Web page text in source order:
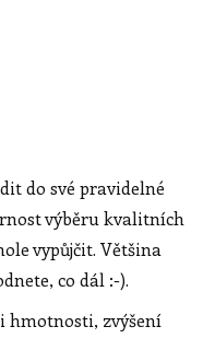
do své pravidelné
výběru kvalitních
vypůjčit. Většina
co dál :-).
hmotnosti, zvýšení